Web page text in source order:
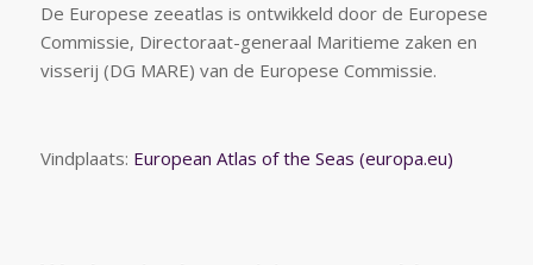
De Europese zeeatlas is ontwikkeld door de Europese
Commissie, Directoraat-generaal Maritieme zaken en
visserij (DG MARE) van de Europese Commissie.
Vindplaats: European Atlas of the Seas (europa.eu)